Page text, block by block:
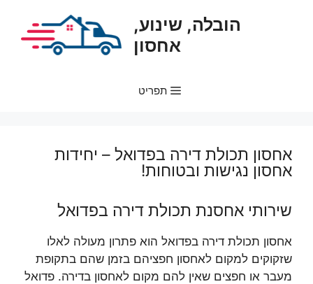
הובלה, שינוע,
אחסון
תפריט
אחסון תכולת דירה בפדואל – יחידות
אחסון נגישות ובטוחות!
שירותי אחסנת תכולת דירה בפדואל
אחסון תכולת דירה בפדואל הוא פתרון מעולה לאלו
שזקוקים למקום לאחסון חפציהם בזמן שהם בתקופת
מעבר או חפצים שאין להם מקום לאחסון בדירה. פדואל